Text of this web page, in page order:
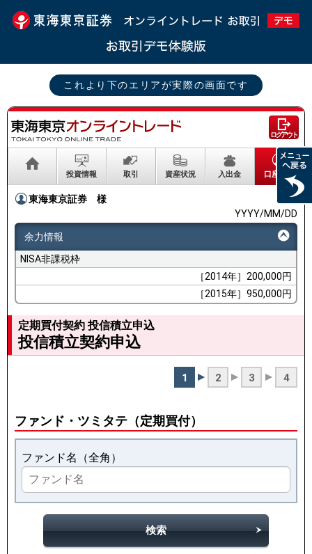
これより下のエリアが実際の画面です
ログアウト
投資情報 取引 資産状況 入出金 口座情報
東海東京証券
様
YYYY/MM/DD
余力情報
NISA非課税枠
［2014年］200,000円
［2015年］950,000円
定期買付契約 投信積立申込
投信積立契約申込
1 2 3 4
ファンド・ツミタテ（定期買付）
ファンド名（全角）
検索